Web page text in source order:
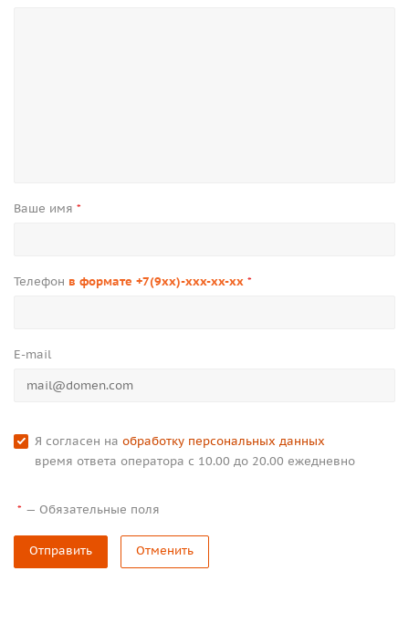
Ваше имя *
Телефон в формате +7(9xx)-xxx-xx-xx *
E-mail
Я согласен на обработку персональных данных
время ответа оператора с 10.00 до 20.00 ежедневно
* — Обязательные поля
Отправить Отменить